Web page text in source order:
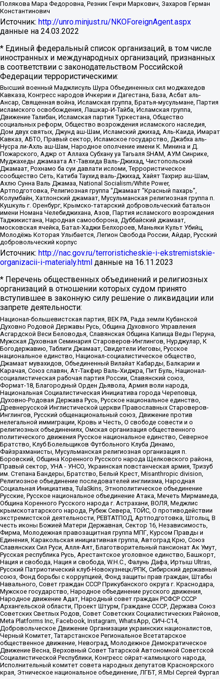
Полякова Мара Федоровна, Резник Генри Маркович, Захаров Герман
Константинович
Источник: http://unro.minjust.ru/NKOForeignAgent.aspx
данные на 24.03.2022
* Единый федеральный список организаций, в том числе
иностранных и международных организаций, признанных
в соответствии с законодательством Российской
Федерации террористическими:
Высший военный Маджлисуль Шура Объединенных сил моджахедов
Кавказа, Конгресс народов Ичкерии и Дагестана, База, Асбат аль-
Ансар, Священная война, Исламская группа, Братья-мусульмане, Партия
исламского освобождения, Лашкар-И-Тайба, Исламская группа,
Движение Талибан, Исламская партия Туркестана, Общество
социальных реформ, Общество возрождения исламского наследия,
Дом двух святых, Джунд аш-Шам, Исламский джихад, Аль-Каида, Имарат
Кавказ, АБТО, Правый сектор, Исламское государство, Джабха аль-
Нусра ли-Ахль аш-Шам, Народное ополчение имени К. Минина и Д.
Пожарского, Аджр от Аллаха Субхану уа Тагьаля SHAM, АУМ Синрике,
Муджахеды джамаата Ат-Тавхида Валь-Джихад, Чистопольский
Джамаат, Рохнамо ба суи давлати исломи, Террористическое
сообщество Сеть, Катиба Таухид валь-Джихад, Хайят Тахрир аш-Шам,
Ахлю Сунна Валь Джамаа, National Socialism/White Power,
Артподготовка, Религиозная группа “Джамаат “Красный пахарь”,
Колумбайн, Хатлонский джамаат, Мусульманская религиозная группа п.
Кушкуль г. Оренбург, Крымско-татарский добровольческий батальон
имени Номана Челебиджихана, Азов, Партия исламского возрождения
Таджикистана, Народная самооборона, Дуббайский джамаат,
московская ячейка, Батал-Хаджи Белхороев, Маньяки Культ Убийц,
Молодёжь Которая Улыбается, Легион Свобода России, Айдар, Русский
добровольческий корпус
Источник: http://nac.gov.ru/terroristicheskie-i-ekstremistskie-
organizacii-i-materialy.html данные на 16.11.2023
* Перечень общественных объединений и религиозных
организаций в отношении которых судом принято
вступившее в законную силу решение о ликвидации или
запрете деятельности:
Национал-большевистская партия, ВЕК РА, Рада земли Кубанской
Духовно Родовой Державы Русь, Община Духовного Управления
Асгардской Веси Беловодья, Славянская Община Капища Веды Перуна,
Мужская Духовная Семинария Староверов-Инглингов, Нурджулар, К
Богодержавию, Таблиги Джамаат, Свидетели Иеговы, Русское
национальное единство, Национал-социалистическое общество,
Джамаат мувахидов, Объединенный Вилайат Кабарды, Балкарии и
Карачая, Союз славян, Ат-Такфир Валь-Хиджра, Пит Буль, Национал-
социалистическая рабочая партия России, Славянский союз,
Формат-18, Благородный Орден Дьявола, Армия воли народа,
Национальная Социалистическая Инициатива города Череповца,
Духовно-Родовая Держава Русь, Русское национальное единство,
Древнерусской Инглистической церкви Православных Староверов-
Инглингов, Русский общенациональный союз, Движение против
нелегальной иммиграции, Кровь и Честь, О свободе совести и о
религиозных объединениях, Омская организация общественного
политического движения Русское национальное единство, Северное
Братство, Клуб Болельщиков Футбольного Клуба Динамо,
Файзрахманисты, Мусульманская религиозная организация п.
Боровский, Община Коренного Русского народа Щелковского района,
Правый сектор, УНА - УНСО, Украинская повстанческая армия, Тризуб
им. Степана Бандеры, Братство, Белый Крест, Misanthropic division,
Религиозное объединение последователей инглиизма, Народная
Социальная Инициатива, TulaSkins, Этнополитическое объединение
Русские, Русское национальное объединение Атака, Мечеть Мирмамеда,
Община Коренного Русского народа г. Астрахани, ВОЛЯ, Меджлис
крымскотатарского народа, Рубеж Севера, ТОЙС, О противодействии
экстремистской деятельности, РЕВТАТПОД, Артподготовка, Штольц, В
честь иконы Божией Матери Державная, Сектор 16, Независимость,
Фирма, Молодежная правозащитная группа МПГ, Курсом Правды и
Единения, Каракольская инициативная группа, Автоград Крю, Союз
Славянских Сил Руси, Алля-Аят, Благотворительный пансионат Ак Умут,
Русская республика Русь, Арестантское уголовное единство, Башкорт,
Нация и свобода, Нация и свобода, W.H.С., Фалунь Дафа, Иртыш Ultras,
Русский Патриотический клуб-Новокузнецк/РПК, Сибирский державный
союз, Фонд борьбы с коррупцией, Фонд защиты прав граждан, Штабы
Навального, Совет граждан СССР Прикубанского округа г. Краснодара,
Мужское государство, Народное объединение русского движения,
Народное движение Адат, Народный совет граждан РСФСР СССР
Архангельской области, Проект Штурм, Граждане СССР, Держава Союз
Советских Светлых Родов, Совет Советских Социалистических Районов,
Meta Platforms Inc, Facebook, Instagram, WhatsApp, СИЧ-С14,
Добровольческое Движение Организации украинских националистов,
Черный Комитет, Татарстанское Региональное Всетатарское
общественное движение, Невоград, Молодежное Демократическое
Движение Весна, Верховный Совет Татарской Автономной Советской
Социалистической Республики, Конгресс ойрат-калмыцкого народа,
Исполнительный комитет совета народных депутатов Красноярского
края, Этническое национальное объединение, ЛГБТ, Я.МЫ Сергей Фургал